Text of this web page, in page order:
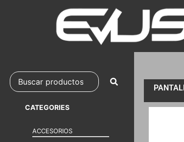
CATEGORIES
ACCESORIOS